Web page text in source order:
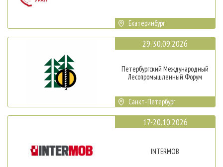
Екатеринбург
29-30.09.2026
Петербургский Международный
Лесопромышленный Форум
Санкт-Петербург
17-20.10.2026
INTERMOB